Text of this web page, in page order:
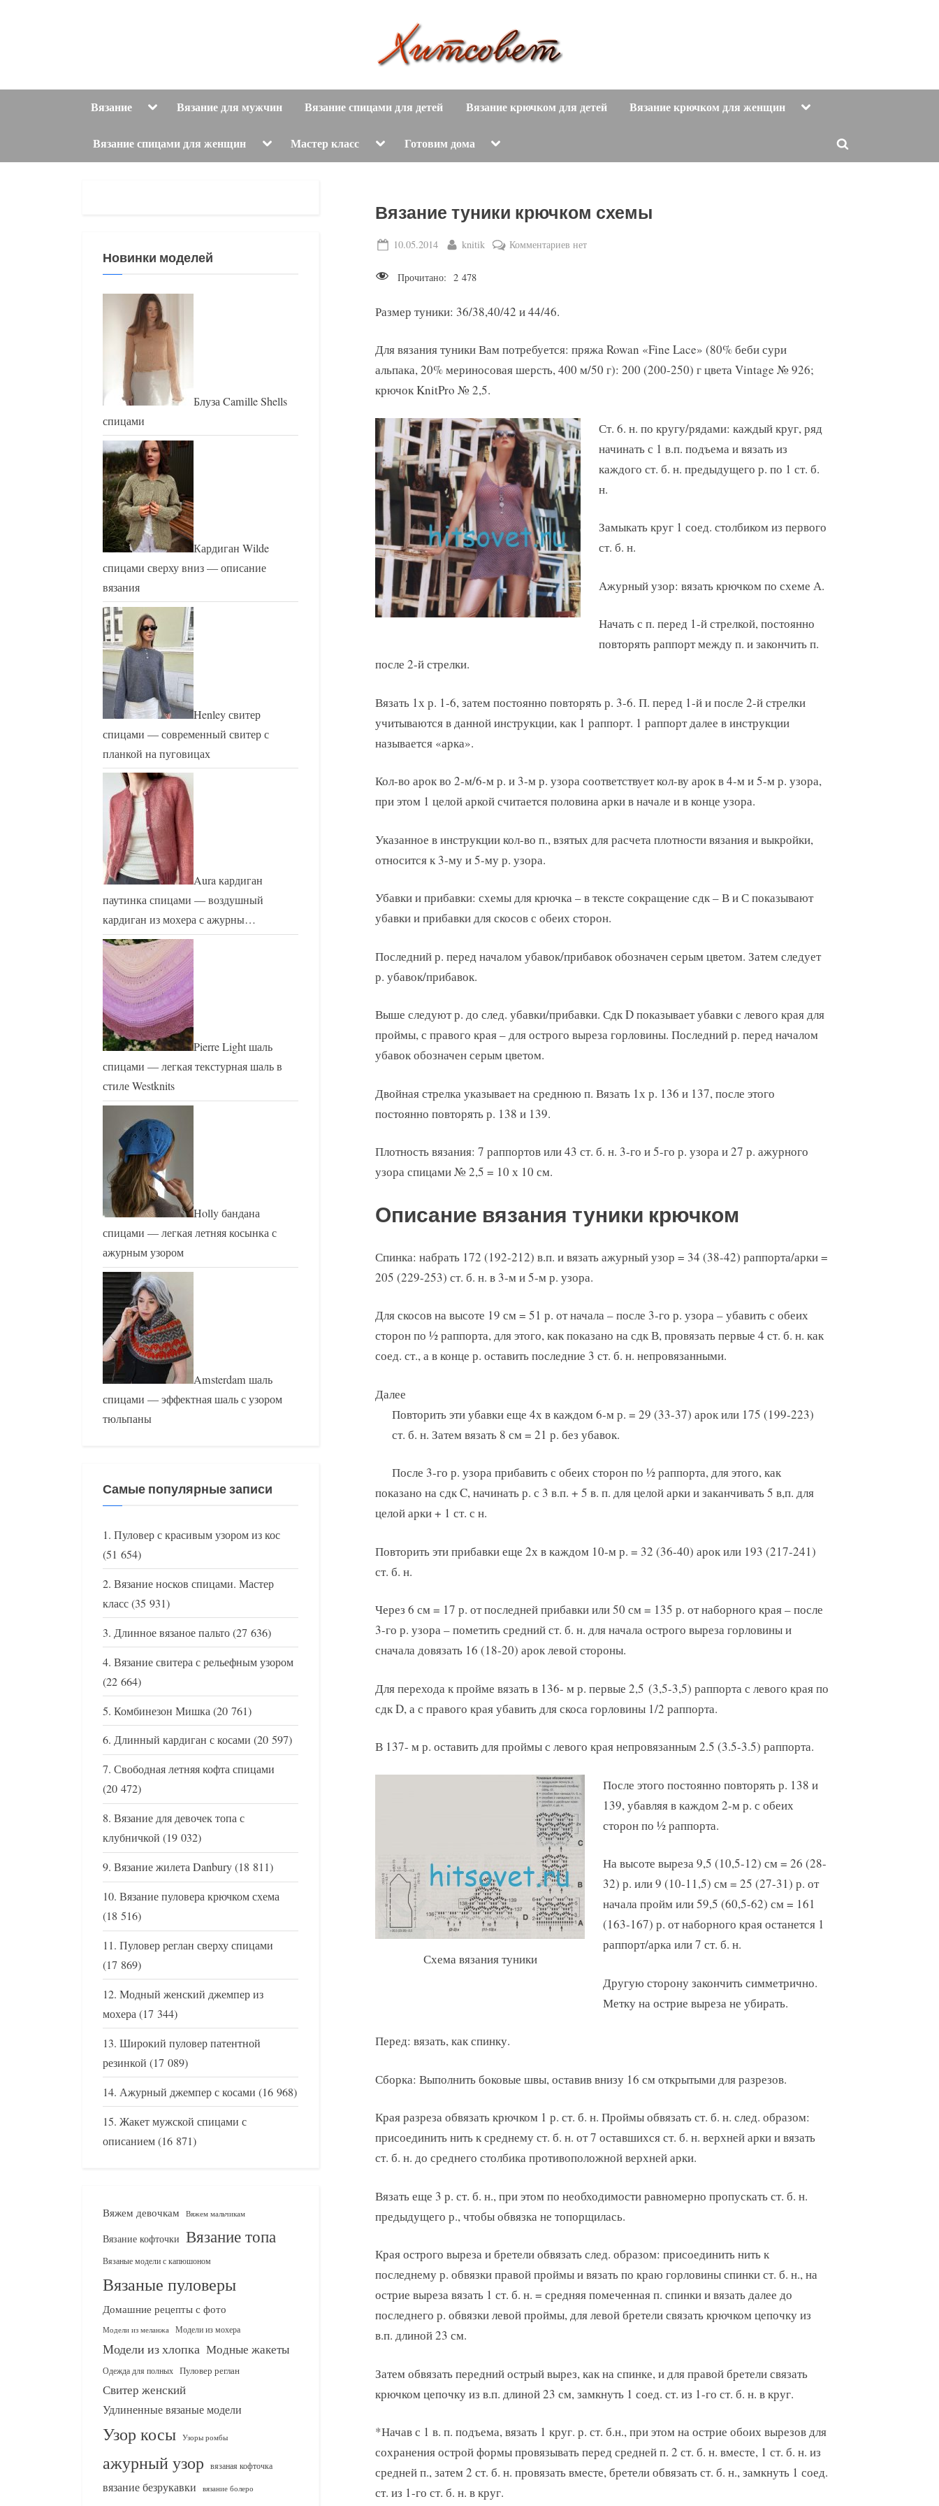
и
т
о
в
е
т
вязание
с
описанием
и
Вязание ToggleВязание для мужчин Вязание спицами для детей Вязание крючком для детей Вязание крючком для женщин Toggle
Вязание спицами для женщин Toggle
menu
Мастер класс Toggle
menu
Готовим дома Toggle
menu
Toggle
Вязание туники крючком схемы
Posted
10.05.2014 By
knitik Комментариев кнет
Прочитано: 2 478
Размер туники: 36/38,40/42 и 44/46.
Для вязания туники Вам потребуется: пряжа Rowan «Fine Lace» (80% беби сури
альпака, 20% мериносовая шерсть, 400 м/50 г): 200 (200-250) г цвета Vintage № 926;
крючок KnitPro № 2,5.
Ст. 6. н. по кругу/рядами: каждый круг, ряд
начинать с 1 в.п. подъема и вязать из
каждого ст. б. н. предыдущего р. по 1 ст. б.
н.
Замыкать круг 1 соед. столбиком из первого
ст. б. н.
Ажурный узор: вязать крючком по схеме А.
Начать с п. перед 1-й стрелкой, постоянно
повторять раппорт между п. и закончить п.
после 2-й стрелки.
Вязать 1х р. 1-6, затем постоянно повторять р. 3-6. П. перед 1-й и после 2-й стрелки
учитываются в данной инструкции, как 1 раппорт. 1 раппорт далее в инструкции
называется «арка».
Кол-во арок во 2-м/6-м р. и 3-м р. узора соответствует кол-ву арок в 4-м и 5-м р. узора,
при этом 1 целой аркой считается половина арки в начале и в конце узора.
Указанное в инструкции кол-во п., взятых для расчета плотности вязания и выкройки,
относится к 3-му и 5-му р. узора.
Убавки и прибавки: схемы для крючка – в тексте сокращение сдк – В и С показывают
убавки и прибавки для скосов с обеих сторон.
Последний р. перед началом убавок/прибавок обозначен серым цветом. Затем следует
р. убавок/прибавок.
Выше следуют р. до след. убавки/прибавки. Сдк D показывает убавки с левого края для
проймы, с правого края – для острого выреза горловины. Последний р. перед началом
убавок обозначен серым цветом.
Двойная стрелка указывает на среднюю п. Вязать 1х р. 136 и 137, после этого
постоянно повторять р. 138 и 139.
Плотность вязания: 7 раппортов или 43 ст. б. н. 3-го и 5-го р. узора и 27 р. ажурного
узора спицами № 2,5 = 10 х 10 см.
Описание вязания туники крючком
Спинка: набрать 172 (192-212) в.п. и вязать ажурный узор = 34 (38-42) раппорта/арки =
205 (229-253) ст. б. н. в 3-м и 5-м р. узора.
Для скосов на высоте 19 см = 51 р. от начала – после 3-го р. узора – убавить с обеих
сторон по ½ раппорта, для этого, как показано на сдк В, провязать первые 4 ст. б. н. как
соед. ст., а в конце р. оставить последние 3 ст. б. н. непровязанными.
Далее
Повторить эти убавки еще 4х в каждом 6-м р. = 29 (33-37) арок или 175 (199-223)
ст. б. н. Затем вязать 8 см = 21 р. без убавок.
После 3-го р. узора прибавить с обеих сторон по ½ раппорта, для этого, как
показано на сдк C, начинать р. с 3 в.п. + 5 в. п. для целой арки и заканчивать 5 в,п. для
целой арки + 1 ст. с н.
Повторить эти прибавки еще 2х в каждом 10-м р. = 32 (36-40) арок или 193 (217-241)
ст. б. н.
Через 6 см = 17 р. от последней прибавки или 50 см = 135 р. от наборного края – после
3-го р. узора – пометить средний ст. б. н. для начала острого выреза горловины и
сначала довязать 16 (18-20) арок левой стороны.
Для перехода к пройме вязать в 136- м р. первые 2,5 (3,5-3,5) раппорта с левого края по
сдк D, а с правого края убавить для скоса горловины 1/2 раппорта.
В 137- м р. оставить для проймы с левого края непровязанным 2.5 (3.5-3.5) раппорта.
Схема вязания туники
После этого постоянно повторять р. 138 и
139, убавляя в каждом 2-м р. с обеих
сторон по ½ раппорта.
На высоте выреза 9,5 (10,5-12) см = 26 (28-
32) р. или 9 (10-11,5) см = 25 (27-31) р. от
начала пройм или 59,5 (60,5-62) см = 161
(163-167) р. от наборного края останется 1
раппорт/арка или 7 ст. б. н.
Другую сторону закончить симметрично.
Метку на острие выреза не убирать.
Перед: вязать, как спинку.
Сборка: Выполнить боковые швы, оставив внизу 16 см открытыми для разрезов.
Края разреза обвязать крючком 1 р. ст. б. н. Проймы обвязать ст. б. н. след. образом:
присоединить нить к среднему ст. б. н. от 7 оставшихся ст. б. н. верхней арки и вязать
ст. б. н. до среднего столбика противоположной верхней арки.
Вязать еще 3 р. ст. б. н., при этом по необходимости равномерно пропускать ст. б. н.
предыдущего р., чтобы обвязка не топорщилась.
Края острого выреза и бретели обвязать след. образом: присоединить нить к
последнему р. обвязки правой проймы и вязать по краю горловины спинки ст. б. н., на
острие выреза вязать 1 ст. б. н. = средняя помеченная п. спинки и вязать далее до
последнего р. обвязки левой проймы, для левой бретели связать крючком цепочку из
в.п. длиной 23 см.
Затем обвязать передний острый вырез, как на спинке, и для правой бретели связать
крючком цепочку из в.п. длиной 23 см, замкнуть 1 соед. ст. из 1-го ст. б. н. в круг.
*Начав с 1 в. п. подъема, вязать 1 круг. р. ст. б.н., при этом на острие обоих вырезов для
сохранения острой формы провязывать перед средней п. 2 ст. б. н. вместе, 1 ст. б. н. из
средней п., затем 2 ст. б. н. провязать вместе, бретели обвязать ст. б. н., замкнуть 1 соед.
ст. из 1-го ст. б. н. в круг.
Новинки моделей
Блуза Camille Shells
спицами
Кардиган Wilde
спицами сверху вниз — описание
вязания
Henley свитер
спицами — современный свитер с
планкой на пуговицах
Aura кардиган
паутинка спицами — воздушный
кардиган из мохера с ажурны…
Pierre Light шаль
спицами — легкая текстурная шаль в
стиле Westknits
Holly бандана
спицами — легкая летняя косынка с
ажурным узором
Amsterdam шаль
спицами — эффектная шаль с узором
тюльпаны
Самые популярные записи
Пуловер с красивым узором из кос
(51 654)
Вязание носков спицами. Мастер
класс(35 931)
Длинное вязаное пальто(27 636)
Вязание свитера с рельефным узором
(22 664)
Комбинезон Мишка(20 761)
Длинный кардиган с косами (20 597)
Свободная летняя кофта спицами
(20 472)
Вязание для девочек топа с
клубничкой (19 032)
Вязание жилета Danbury(18 811)
Вязание пуловера крючком схема
(18 516)
Пуловер реглан сверху спицами
(17 869)
Модный женский джемпер из
мохера(17 344)
Широкий пуловер патентной
резинкой (17 089)
Ажурный джемпер с косами (16 968)
Жакет мужской спицами с
описанием(16 871)
Вяжем девочкам Вяжем мальчикам
Вязание кофточки Вязание топа
Вязаные модели с капюшоном
Вязаные пуловеры
Домашние рецепты с фото
Модели из меланжа Модели из мохера
Модели из хлопка Модные жакеты
Одежда для полных Пуловер реглан
Свитер женский
Удлиненные вязаные модели
Узор косы Узоры ромбы
ажурный узор вязаная кофточка
вязание безрукавки вязание болеро